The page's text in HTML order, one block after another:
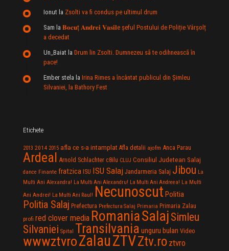
Ionut la Zsolti va fi condus pe ultimul drum
Sam la 𝐁𝐨𝐜𝐮ț 𝐀𝐧𝐝𝐫𝐞𝐢 𝐕𝐚𝐬𝐢𝐥e şeful Postului de Poliție Vârșolț
a decedat
Un_Baiat la Drum lin Zsolti. Dumnezeu sã te odihneascã în
pace!
Ember stela la Irina Rimes a încântat publicul din Şimleu
Silvaniei, la Bathory Fest
Etichete
2013 2014 2015 afla ce s-a intamplat Afla detalii ajofm Anca Parau
Ardeal Arnold Schlachter c8ilu CLUJ Consiliul Judetean Salaj
dance Finante fratzica ISU ISU Salaj Jandarmeria Salaj Jibou La
Multi Ani Alexandra! La Multi Ani Alexandru! La Multi Ani Andreea! La Multi
Ani Andrei! La Multi Ani Raul! Necunoscut Politia
Politia Salaj Prefectura Prefectura Salaj Primaria Primaria Zalau
profi red clover media RomaniaSalaj Simleu
Silvaniei Spital Transilvania unguru bulan Video
wwwztvroZalauZTVZtv.ro ztvro